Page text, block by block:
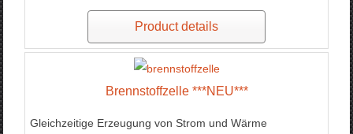
Product details
Brennstoffzelle ***NEU***
Gleichzeitige Erzeugung von Strom und Wärme